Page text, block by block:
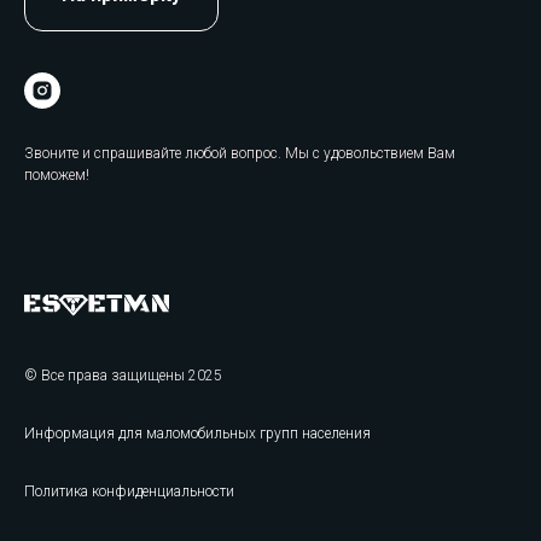
Звоните и спрашивайте любой вопрос. Мы с удовольствием Вам
поможем!
© Все права защищены 2025
Информация для маломобильных групп населения
Политика конфиденциальности